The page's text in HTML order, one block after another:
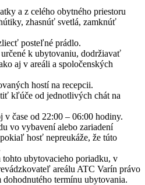
a z celého obytného priestoru
zhasnúť svetlá, zamknúť
posteľné prádlo.
k ubytovaniu, dodržiavať
aj v areáli a spoločenských
hostí na recepcii.
kľúče od jednotlivých chát na
čase od 22:00 – 06:00 hodiny.
vo vybavení alebo zariadení
hosť nepreukáže, že túto
ubytovacieho poriadku, v
areálu ATC Varín právo
termínu ubytovania.